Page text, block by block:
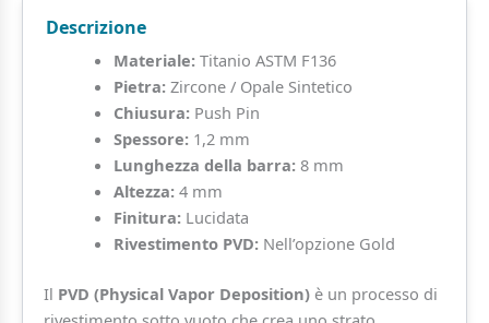
Descrizione
Materiale:Titanio ASTM F136
Pietra:Zircone / Opale Sintetico
Chiusura:Push Pin
Spessore:1,2 mm
Lunghezza della barra:8 mm
Altezza:4 mm
Finitura:Lucidata
Rivestimento PVD:Nell’opzione Gold
Il PVD (Physical Vapor Deposition)è un processo di